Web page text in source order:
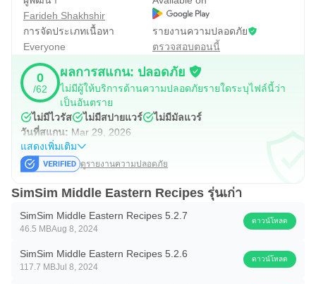
ง่ายดาย ดาวน์โหลด SimSim ตอนนี้และเริ่มทำอาหารอาหรับ
และอย่าลืมตรวจสอบ SimSim บน Facebook และ Instagram!
เราหวังว่าคุณจะสนุกกับการทำอาหารด้วย SimSim หากคุณ
มีคำถามหรือความคิดเห็นใด ๆ โปรดติดต่อเราที่
info@simsimrecipes.com
ซาเต็น! (อร่อย)
Farideh Shakhshir
การจัดประเภทเนื้อหา
Everyone
รายงานความปลอดภัย
ตรวจสอบตอนนี้
0
/62
ผลการสแกน: ปลอดภัย
ไม่มีผู้ให้บริการด้านความปลอดภัยรายใดระบุไฟล์นี้ว่า
เป็นอันตราย
ไม่มีไวรัส
ไม่มีสปายแวร์
ไม่มีมัลแวร์
วันที่สแกน: Mar 29, 2026
แสดงเพิ่มเติม
ดูรายงานความปลอดภัย
SimSim Middle Eastern Recipes รุ่นเก่า
SimSim Middle Eastern Recipes 5.2.7
46.5 MBAug 8, 2024
ดาวน์โหลด
SimSim Middle Eastern Recipes 5.2.6
117.7 MBJul 8, 2024
ดาวน์โหลด